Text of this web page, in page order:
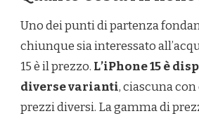
Uno dei punti di partenza
chiunque sia interessato
15 è il prezzo. L’iPhone 15 è
diverse varianti, ciascuna
prezzi diversi. La gamma di